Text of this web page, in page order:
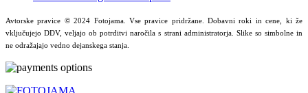
Avtorske pravice © 2024 Fotojama. Vse pravice pridržane. Dobavni roki in cene, ki že
vključujejo DDV, veljajo ob potrditvi naročila s strani administratorja. Slike so simbolne in
ne odražajajo vedno dejanskega stanja.